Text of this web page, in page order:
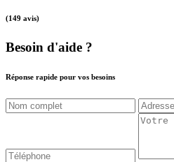
(149 avis)
Besoin d'aide ?
Réponse rapide pour vos besoins